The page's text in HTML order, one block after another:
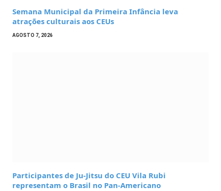
Semana Municipal da Primeira Infância leva
atrações culturais aos CEUs
AGOSTO 7, 2026
Participantes de Ju-Jitsu do CEU Vila Rubi
representam o Brasil no Pan-Americano